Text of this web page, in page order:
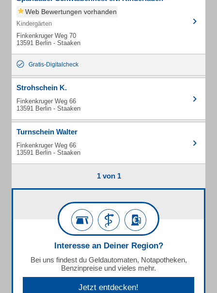
Web Bewertungen vorhanden
Kindergärten
Finkenkruger Weg 70
13591 Berlin - Staaken
Gratis-Digitalcheck
Strohschein K.
Finkenkruger Weg 66
13591 Berlin - Staaken
Turnschein Walter
Finkenkruger Weg 66
13591 Berlin - Staaken
1 von 1
Interesse an Deiner Region?
Bei uns findest du Geldautomaten, Notapotheken,
Benzinpreise und vieles mehr.
Jetzt entdecken!